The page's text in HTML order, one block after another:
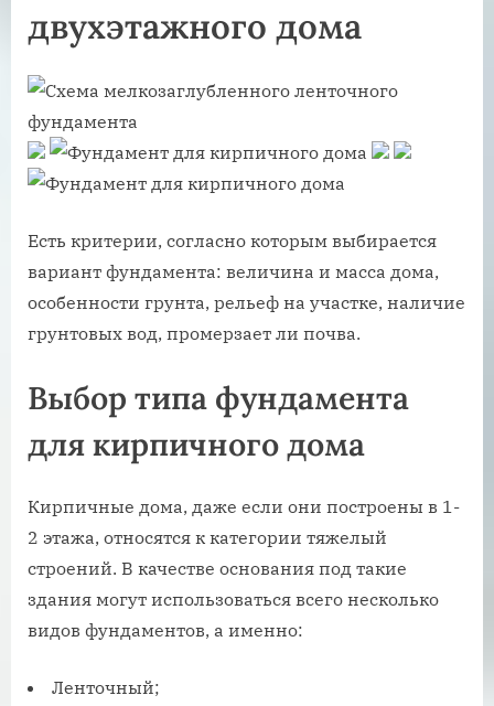
двухэтажного дома
Есть критерии, согласно которым выбирается
вариант фундамента: величина и масса дома,
особенности грунта, рельеф на участке, наличие
грунтовых вод, промерзает ли почва.
Выбор типа фундамента
для кирпичного дома
Кирпичные дома, даже если они построены в 1-
2 этажа, относятся к категории тяжелый
строений. В качестве основания под такие
здания могут использоваться всего несколько
видов фундаментов, а именно:
Ленточный;